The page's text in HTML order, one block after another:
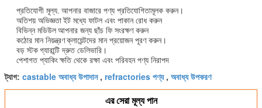
প্রতিযোগী মূল্য. আপনার বাজারে পণ্য প্রতিযোগিতামূলক করুন।
অতিশয় অভিজ্ঞতাইট মধ্যে ফাটল এবং পাকান রোধ করুন
বিভিন্ন মডিউলআপনার জন্য ছাঁচ ফি সংরক্ষণ করুন
কঠোর মান নিয়ন্ত্রণক্লায়েন্টদের মান প্রয়োজন পূরণ করুন।
বড় স্টকগ্যারান্টি দ্রুত ডেলিভারি।
পেশাগত প্যাকিংক্ষতি থেকে রক্ষা এবং পরিবহন পণ্য নিরাপদ
ট্যাগ: castable অবাধ্য উপাদান, refractories পণ্য, অবাধ্য উপকরণ
এর সেরা মূল্য পান